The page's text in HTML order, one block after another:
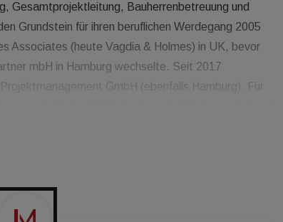
Gesamtprojektleitung, Bauherrenbetreuung und
Grundstein für ihren beruflichen Werdegang 2005
Associates (heute Vagdia & Holmes) in UK, bevor
mbH in Hamburg wechselte. Seit 2017
GmbH (ebenfalls Hamburg). Für